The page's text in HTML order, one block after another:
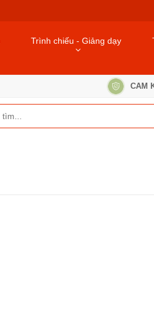
Trình chiếu - Giảng dạy
CAM